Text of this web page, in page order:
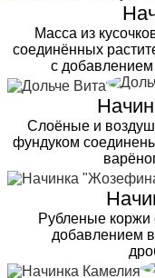
Масса из
соединённых
с
Слоёные и
фундуком
Рубленые
добавлением